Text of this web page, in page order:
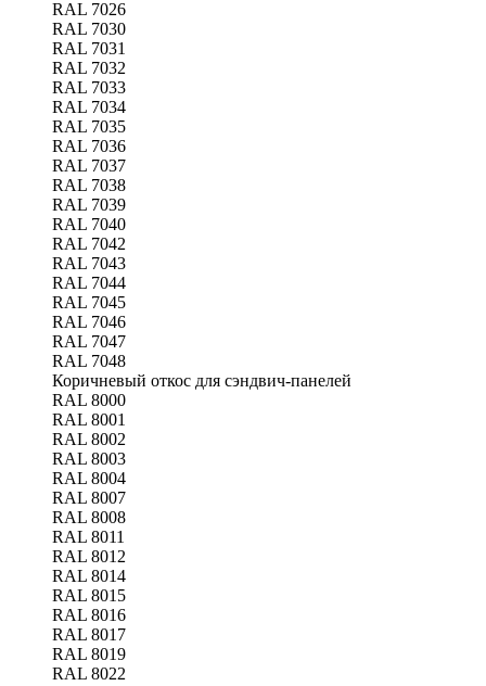
RAL 7026
RAL 7030
RAL 7031
RAL 7032
RAL 7033
RAL 7034
RAL 7035
RAL 7036
RAL 7037
RAL 7038
RAL 7039
RAL 7040
RAL 7042
RAL 7043
RAL 7044
RAL 7045
RAL 7046
RAL 7047
RAL 7048
Коричневый откос для сэндвич-панелей
RAL 8000
RAL 8001
RAL 8002
RAL 8003
RAL 8004
RAL 8007
RAL 8008
RAL 8011
RAL 8012
RAL 8014
RAL 8015
RAL 8016
RAL 8017
RAL 8019
RAL 8022